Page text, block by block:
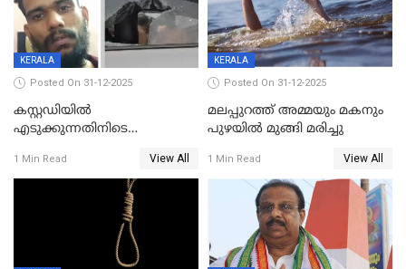
KERALA
Posted On 31-12-2025
കസ്റ്റഡിയിൽ
എടുക്കുന്നതിനിടെ
വധശ്രമക്കേസ് പ്രതി പിടിയിൽ
1 Min Read View All
KERALA
Posted On 31-12-2025
മലപ്പുറത്ത് അമ്മയും മകനും
പുഴയിൽ മുങ്ങി മരിച്ചു
1 Min Read View All